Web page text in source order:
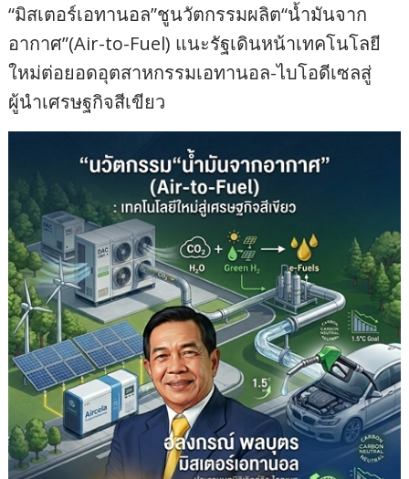
“มิสเตอร์เอทานอล”ชูนวัตกรรมผลิต“น้ำมันจาก
อากาศ”(Air-to-Fuel) แนะรัฐเดินหน้าเทคโนโลยี
ใหม่ต่อยอดอุตสาหกรรมเอทานอล-ไบโอดีเซลสู่
ผู้นำเศรษฐกิจสีเขียว